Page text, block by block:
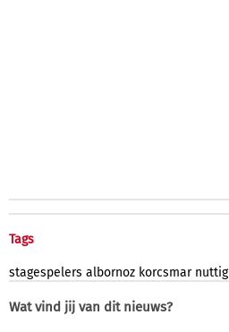
Tags
stagespelers albornoz korcsmar nuttig
Wat vind jij van dit nieuws?